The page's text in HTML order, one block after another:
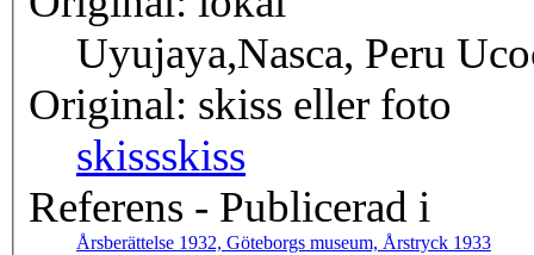
Uyujaya,Nasca, Peru
Original: skiss eller foto
skissskiss
Referens - Publicerad i
Årsberättelse 1932, Göteborgs museum, Årstryck 1933